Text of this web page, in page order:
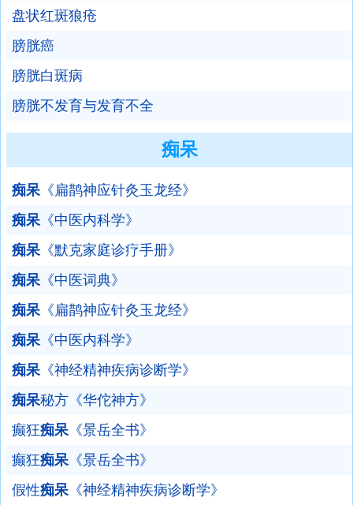
盘状红斑狼疮
膀胱癌
膀胱白斑病
膀胱不发育与发育不全
痴呆
痴呆《扁鹊神应针灸玉龙经》
痴呆《中医内科学》
痴呆《默克家庭诊疗手册》
痴呆《中医词典》
痴呆《扁鹊神应针灸玉龙经》
痴呆《中医内科学》
痴呆《神经精神疾病诊断学》
痴呆秘方《华佗神方》
癫狂痴呆《景岳全书》
癫狂痴呆《景岳全书》
假性痴呆《神经精神疾病诊断学》